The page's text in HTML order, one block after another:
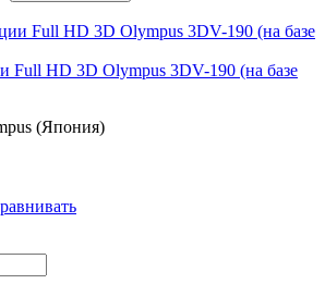
Full HD 3D Olympus 3DV-190 (на базе
(Япония)